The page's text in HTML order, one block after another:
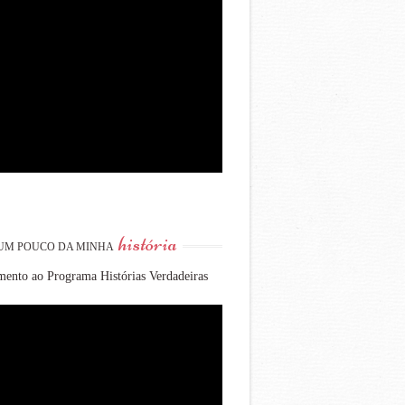
POUCO DA MINHA história
ao Programa Histórias Verdadeiras